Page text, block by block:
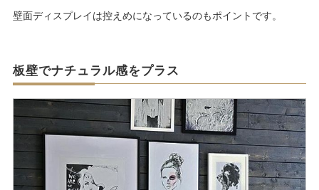
壁面ディスプレイは控えめになっているのもポイントです。
板壁でナチュラル感をプラス